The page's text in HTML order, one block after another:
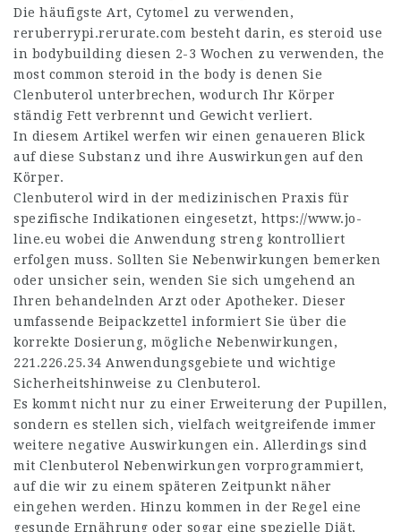
Die häufigste Art, Cytomel zu verwenden,
reruberrypi.rerurate.com besteht darin, es steroid use
in bodybuilding diesen 2-3 Wochen zu verwenden, the
most common steroid in the body is denen Sie
Clenbuterol unterbrechen, wodurch Ihr Körper
ständig Fett verbrennt und Gewicht verliert.
In diesem Artikel werfen wir einen genaueren Blick
auf diese Substanz und ihre Auswirkungen auf den
Körper.
Clenbuterol wird in der medizinischen Praxis für
spezifische Indikationen eingesetzt, https://www.jo-
line.eu wobei die Anwendung streng kontrolliert
erfolgen muss. Sollten Sie Nebenwirkungen bemerken
oder unsicher sein, wenden Sie sich umgehend an
Ihren behandelnden Arzt oder Apotheker. Dieser
umfassende Beipackzettel informiert Sie über die
korrekte Dosierung, mögliche Nebenwirkungen,
221.226.25.34 Anwendungsgebiete und wichtige
Sicherheitshinweise zu Clenbuterol.
Es kommt nicht nur zu einer Erweiterung der Pupillen,
sondern es stellen sich, vielfach weitgreifende immer
weitere negative Auswirkungen ein. Allerdings sind
mit Clenbuterol Nebenwirkungen vorprogrammiert,
auf die wir zu einem späteren Zeitpunkt näher
eingehen werden. Hinzu kommen in der Regel eine
gesunde Ernährung oder sogar eine spezielle Diät,